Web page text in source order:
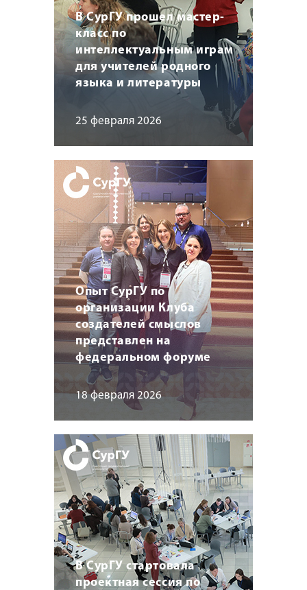
В СурГУ прошел мастер-
класс по
интеллектуальным играм
для учителей родного
языка и литературы
25 февраля 2026
Опыт СурГУ по
организации Клуба
создателей смыслов
представлен на
федеральном форуме
18 февраля 2026
В СурГУ стартовала
проектная сессия по